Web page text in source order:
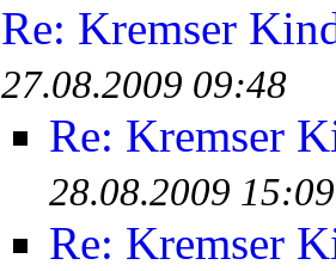
Re: Kremser
27.08.2009 09:48
Re: Kremser
28.08.2009 15:09
Re: Kremser